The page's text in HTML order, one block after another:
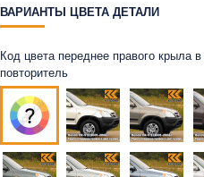
ВАРИАНТЫ ЦВЕТА ДЕТАЛИ
Код цвета переднее правого крыла
повторитель